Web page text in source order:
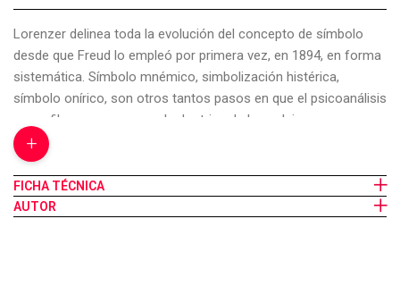
Lorenzer delinea toda la evolución del concepto de símbolo
desde que Freud lo empleó por primera vez, en 1894, en forma
sistemática. Símbolo mnémico, simbolización histérica,
símbolo onírico, son otros tantos pasos en que el psicoanálisis
se perfila en su nexo con la doctrina de las pulsiones.
¿Expresión del proceso primario o creación superior de la
cultura? Es una alternativa cuya falsedad procura demostrar el
autor. Asimismo, Lorenzer iguala el concepto de símbolo al de
“representante”, sosteniendo -con Beres- que los
+
FICHA TÉCNICA
AUTOR